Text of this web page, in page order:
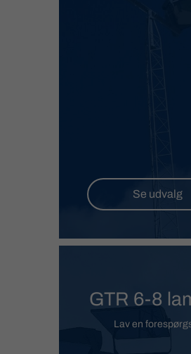
Se udvalg
GTR 6-8
Lav en